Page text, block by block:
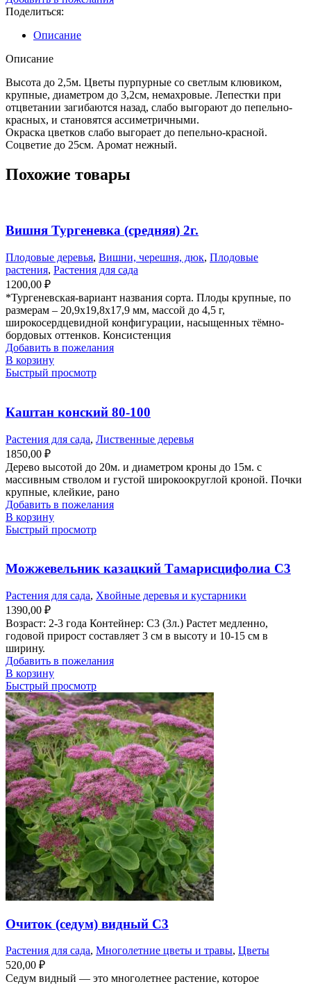
Поделиться:
Описание
Описание
Высота до 2,5м. Цветы пурпурные со светлым клювиком,
крупные, диаметром до 3,2см, немахровые. Лепестки при
отцветании загибаются назад, слабо выгорают до пепельно-
красных, и становятся ассиметричными.
Окраска цветков слабо выгорает до пепельно-красной.
Соцветие до 25см. Аромат нежный.
Похожие товары
Вишня Тургеневка (средняя) 2г.
Плодовые деревья, Вишни, черешня, дюк, Плодовые
растения, Растения для сада
1200,00 ₽
*Тургеневская-вариант названия сорта. Плоды крупные, по
размерам – 20,9х19,8х17,9 мм, массой до 4,5 г,
широкосердцевидной конфигурации, насыщенных тёмно-
бордовых оттенков. Консистенция
Добавить в пожелания
В корзину
Быстрый просмотр
Каштан конский 80-100
Растения для сада, Лиственные деревья
1850,00 ₽
Дерево высотой до 20м. и диаметром кроны до 15м. с
массивным стволом и густой широкоокруглой кроной. Почки
крупные, клейкие, рано
Добавить в пожелания
В корзину
Быстрый просмотр
Можжевельник казацкий Тамарисцифолиа С3
Растения для сада, Хвойные деревья и кустарники
1390,00 ₽
Возраст: 2-3 года Контейнер: С3 (3л.) Растет медленно,
годовой прирост составляет 3 см в высоту и 10-15 см в
ширину.
Добавить в пожелания
В корзину
Быстрый просмотр
Очиток (седум) видный С3
Растения для сада, Многолетние цветы и травы, Цветы
520,00 ₽
Седум видный — это многолетнее растение, которое